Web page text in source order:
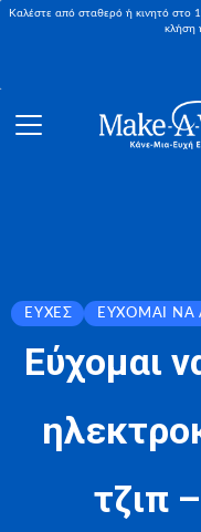
Καλέστε από σταθερό ή κινητό στο
κλήση
ΕΥΧΈΣ ΕΎΧΟΜΑΙ
Εύχομαι
τζιπ